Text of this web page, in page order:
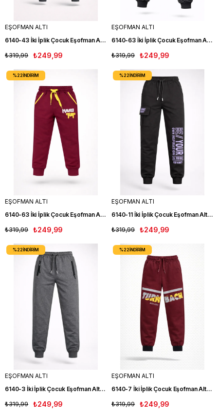
EŞOFMAN ALTI
6140-43 İki İplik Çocuk Eşofman Altı ANT
₺249,99
₺319,99
EŞOFMAN ALTI
6140-63 İki İplik Çocuk Eşofman Altı FM
₺249,99
₺319,99
EŞOFMAN ALTI
6140-63 İki İplik Çocuk Eşofman Altı BORDO
₺249,99
₺319,99
%22İNDIRIM
EŞOFMAN ALTI
6140-11 İki İplik Çocuk Eşofman Altı SİYAH
₺249,99
₺319,99
%22İNDIRIM
EŞOFMAN ALTI
6140-3 İki İplik Çocuk Eşofman Altı FM
₺249,99
₺319,99
%22İNDIRIM
EŞOFMAN ALTI
6140-7 İki İplik Çocuk Eşofman Altı BORDO
₺249,99
₺319,99
%22İNDIRIM